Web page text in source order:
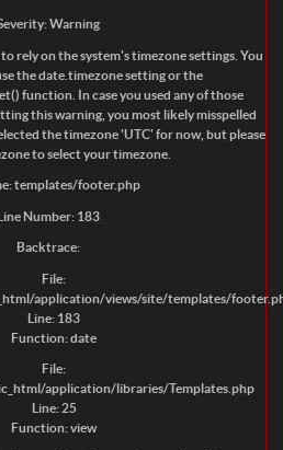
Warning
rely on the system's timezone settings. You
the date.timezone setting or the
function. In case you used any of those
this warning, you most likely misspelled
the timezone 'UTC' for now, but please
to select your timezone.
templates/footer.php
Number: 183
Backtrace:
File:
application/views/site/templates/
Line: 183
Function: date
File:
application/libraries/Templates.php
Line: 25
Function: view